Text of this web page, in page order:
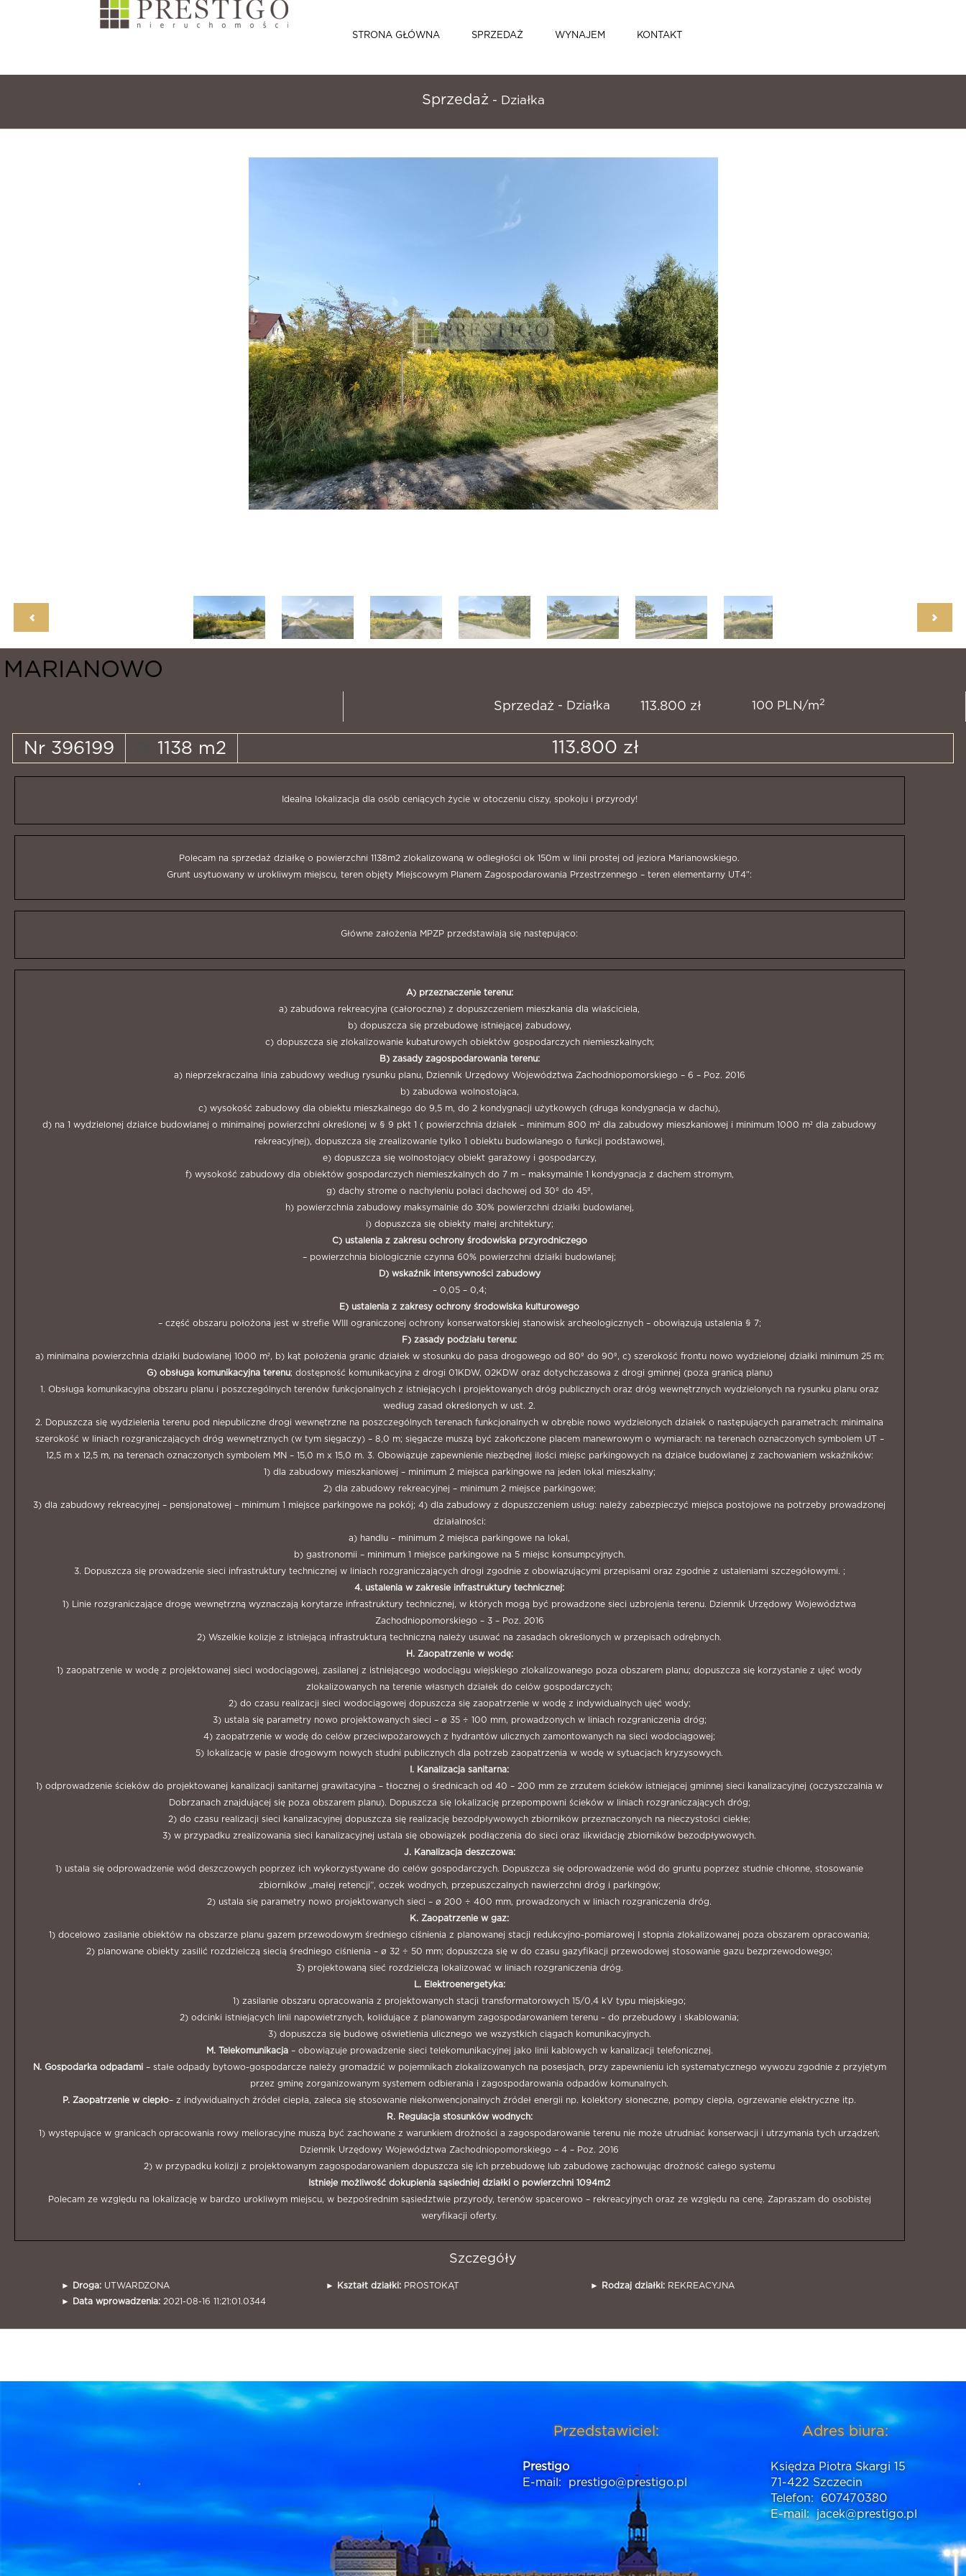
STRONA GŁÓWNA SPRZEDAŻ WYNAJEM KONTAKT
Sprzedaż - Działka
MARIANOWO
Sprzedaż - Działka 113.800 zł 100 PLN/m2
Nr 396199 1138 m2 113.800 zł
Idealna lokalizacja dla osób ceniących życie w otoczeniu ciszy, spokoju i przyrody!
Polecam na sprzedaż działkę o powierzchni 1138m2 zlokalizowaną w odległości ok 150m w linii prostej od jeziora Marianowskiego.
Grunt usytuowany w urokliwym miejscu, teren objęty Miejscowym Planem Zagospodarowania Przestrzennego – teren elementarny UT4″:
Główne założenia MPZP przedstawiają się następująco:
A) przeznaczenie terenu:
a) zabudowa rekreacyjna (całoroczna) z dopuszczeniem mieszkania dla właściciela,
b) dopuszcza się przebudowę istniejącej zabudowy,
c) dopuszcza się zlokalizowanie kubaturowych obiektów gospodarczych niemieszkalnych;
B) zasady zagospodarowania terenu:
a) nieprzekraczalna linia zabudowy według rysunku planu, Dziennik Urzędowy Województwa Zachodniopomorskiego – 6 – Poz. 2016
b) zabudowa wolnostojąca,
c) wysokość zabudowy dla obiektu mieszkalnego do 9,5 m, do 2 kondygnacji użytkowych (druga kondygnacja w dachu),
d) na 1 wydzielonej działce budowlanej o minimalnej powierzchni określonej w § 9 pkt 1 ( powierzchnia działek – minimum 800 m² dla zabudowy mieszkaniowej i minimum 1000 m² dla zabudowy
rekreacyjnej), dopuszcza się zrealizowanie tylko 1 obiektu budowlanego o funkcji podstawowej,
e) dopuszcza się wolnostojący obiekt garażowy i gospodarczy,
f) wysokość zabudowy dla obiektów gospodarczych niemieszkalnych do 7 m – maksymalnie 1 kondygnacja z dachem stromym,
g) dachy strome o nachyleniu połaci dachowej od 30º do 45º,
h) powierzchnia zabudowy maksymalnie do 30% powierzchni działki budowlanej,
i) dopuszcza się obiekty małej architektury;
C) ustalenia z zakresu ochrony środowiska przyrodniczego
– powierzchnia biologicznie czynna 60% powierzchni działki budowlanej;
D) wskaźnik intensywności zabudowy
– 0,05 – 0,4;
E) ustalenia z zakresy ochrony środowiska kulturowego
– część obszaru położona jest w strefie WIII ograniczonej ochrony konserwatorskiej stanowisk archeologicznych – obowiązują ustalenia § 7;
F) zasady podziału terenu:
a) minimalna powierzchnia działki budowlanej 1000 m², b) kąt położenia granic działek w stosunku do pasa drogowego od 80º do 90º, c) szerokość frontu nowo wydzielonej działki minimum 25 m;
G) obsługa komunikacyjna terenu; dostępność komunikacyjna z drogi 01KDW, 02KDW oraz dotychczasowa z drogi gminnej (poza granicą planu)
1. Obsługa komunikacyjna obszaru planu i poszczególnych terenów funkcjonalnych z istniejących i projektowanych dróg publicznych oraz dróg wewnętrznych wydzielonych na rysunku planu oraz
według zasad określonych w ust. 2.
2. Dopuszcza się wydzielenia terenu pod niepubliczne drogi wewnętrzne na poszczególnych terenach funkcjonalnych w obrębie nowo wydzielonych działek o następujących parametrach: minimalna
szerokość w liniach rozgraniczających dróg wewnętrznych (w tym sięgaczy) – 8,0 m; sięgacze muszą być zakończone placem manewrowym o wymiarach: na terenach oznaczonych symbolem UT –
12,5 m x 12,5 m, na terenach oznaczonych symbolem MN – 15,0 m x 15,0 m. 3. Obowiązuje zapewnienie niezbędnej ilości miejsc parkingowych na działce budowlanej z zachowaniem wskaźników:
1) dla zabudowy mieszkaniowej – minimum 2 miejsca parkingowe na jeden lokal mieszkalny;
2) dla zabudowy rekreacyjnej – minimum 2 miejsce parkingowe;
3) dla zabudowy rekreacyjnej – pensjonatowej – minimum 1 miejsce parkingowe na pokój; 4) dla zabudowy z dopuszczeniem usług: należy zabezpieczyć miejsca postojowe na potrzeby prowadzonej
działalności:
a) handlu – minimum 2 miejsca parkingowe na lokal,
b) gastronomii – minimum 1 miejsce parkingowe na 5 miejsc konsumpcyjnych.
3. Dopuszcza się prowadzenie sieci infrastruktury technicznej w liniach rozgraniczających drogi zgodnie z obowiązującymi przepisami oraz zgodnie z ustaleniami szczegółowymi. ;
4. ustalenia w zakresie infrastruktury technicznej:
1) Linie rozgraniczające drogę wewnętrzną wyznaczają korytarze infrastruktury technicznej, w których mogą być prowadzone sieci uzbrojenia terenu. Dziennik Urzędowy Województwa
Zachodniopomorskiego – 3 – Poz. 2016
2) Wszelkie kolizje z istniejącą infrastrukturą techniczną należy usuwać na zasadach określonych w przepisach odrębnych.
H. Zaopatrzenie w wodę:
1) zaopatrzenie w wodę z projektowanej sieci wodociągowej, zasilanej z istniejącego wodociągu wiejskiego zlokalizowanego poza obszarem planu; dopuszcza się korzystanie z ujęć wody
zlokalizowanych na terenie własnych działek do celów gospodarczych;
2) do czasu realizacji sieci wodociągowej dopuszcza się zaopatrzenie w wodę z indywidualnych ujęć wody;
3) ustala się parametry nowo projektowanych sieci – ø 35 ÷ 100 mm, prowadzonych w liniach rozgraniczenia dróg;
4) zaopatrzenie w wodę do celów przeciwpożarowych z hydrantów ulicznych zamontowanych na sieci wodociągowej;
5) lokalizację w pasie drogowym nowych studni publicznych dla potrzeb zaopatrzenia w wodę w sytuacjach kryzysowych.
I. Kanalizacja sanitarna:
1) odprowadzenie ścieków do projektowanej kanalizacji sanitarnej grawitacyjna – tłocznej o średnicach od 40 – 200 mm ze zrzutem ścieków istniejącej gminnej sieci kanalizacyjnej (oczyszczalnia w
Dobrzanach znajdującej się poza obszarem planu). Dopuszcza się lokalizację przepompowni ścieków w liniach rozgraniczających dróg;
2) do czasu realizacji sieci kanalizacyjnej dopuszcza się realizację bezodpływowych zbiorników przeznaczonych na nieczystości ciekłe;
3) w przypadku zrealizowania sieci kanalizacyjnej ustala się obowiązek podłączenia do sieci oraz likwidację zbiorników bezodpływowych.
J. Kanalizacja deszczowa:
1) ustala się odprowadzenie wód deszczowych poprzez ich wykorzystywane do celów gospodarczych. Dopuszcza się odprowadzenie wód do gruntu poprzez studnie chłonne, stosowanie
zbiorników „małej retencji”, oczek wodnych, przepuszczalnych nawierzchni dróg i parkingów;
2) ustala się parametry nowo projektowanych sieci – ø 200 ÷ 400 mm, prowadzonych w liniach rozgraniczenia dróg.
K. Zaopatrzenie w gaz:
1) docelowo zasilanie obiektów na obszarze planu gazem przewodowym średniego ciśnienia z planowanej stacji redukcyjno-pomiarowej I stopnia zlokalizowanej poza obszarem opracowania;
2) planowane obiekty zasilić rozdzielczą siecią średniego ciśnienia – ø 32 ÷ 50 mm; dopuszcza się w do czasu gazyfikacji przewodowej stosowanie gazu bezprzewodowego;
3) projektowaną sieć rozdzielczą lokalizować w liniach rozgraniczenia dróg.
L. Elektroenergetyka:
1) zasilanie obszaru opracowania z projektowanych stacji transformatorowych 15/0,4 kV typu miejskiego;
2) odcinki istniejących linii napowietrznych, kolidujące z planowanym zagospodarowaniem terenu – do przebudowy i skablowania;
3) dopuszcza się budowę oświetlenia ulicznego we wszystkich ciągach komunikacyjnych.
M. Telekomunikacja– obowiązuje prowadzenie sieci telekomunikacyjnej jako linii kablowych w kanalizacji telefonicznej.
N. Gospodarka odpadami– stałe odpady bytowo-gospodarcze należy gromadzić w pojemnikach zlokalizowanych na posesjach, przy zapewnieniu ich systematycznego wywozu zgodnie z przyjętym
przez gminę zorganizowanym systemem odbierania i zagospodarowania odpadów komunalnych.
P. Zaopatrzenie w ciepło– z indywidualnych źródeł ciepła, zaleca się stosowanie niekonwencjonalnych źródeł energii np. kolektory słoneczne, pompy ciepła, ogrzewanie elektryczne itp.
R. Regulacja stosunków wodnych:
1) występujące w granicach opracowania rowy melioracyjne muszą być zachowane z warunkiem drożności a zagospodarowanie terenu nie może utrudniać konserwacji i utrzymania tych urządzeń;
Dziennik Urzędowy Województwa Zachodniopomorskiego – 4 – Poz. 2016
2) w przypadku kolizji z projektowanym zagospodarowaniem dopuszcza się ich przebudowę lub zabudowę zachowując drożność całego systemu
Istnieje możliwość dokupienia sąsiedniej działki o powierzchni 1094m2
Polecam ze względu na lokalizację w bardzo urokliwym miejscu, w bezpośrednim sąsiedztwie przyrody, terenów spacerowo – rekreacyjnych oraz ze względu na cenę. Zapraszam do osobistej
weryfikacji oferty.
Szczegóły
► Droga: UTWARDZONA ► Kształt działki: PROSTOKĄT ► Rodzaj działki: REKREACYJNA
►
Data wprowadzenia: 2021-08-16 11:21:01.0344
Przedstawiciel:
Prestigo
E-mail:
prestigo@prestigo.pl
Adres biura:
Księdza Piotra Skargi 15
71-422 Szczecin
Telefon:
607470380
E-mail: jacek@prestigo.pl